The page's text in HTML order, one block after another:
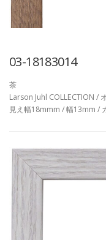
03-18183014
茶
Larson Juhl COLLECTION /
見え幅18mmm / 幅13mm /